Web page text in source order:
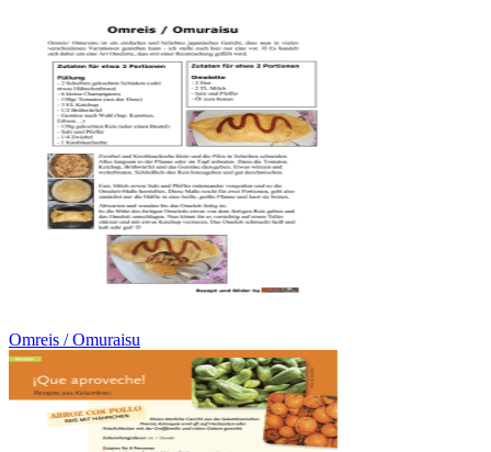
Omreis / Omuraisu